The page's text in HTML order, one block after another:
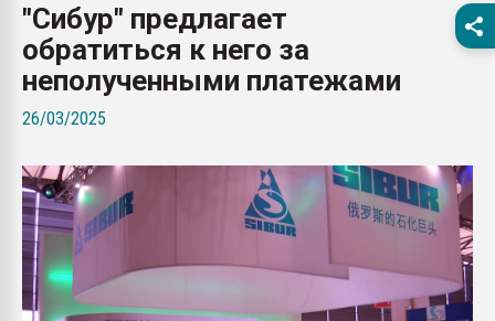
28.07.2026
ПЕРЕЙТИ НА
"Сибур" предлагает
обратиться к него за
неполученными платежами
26/03/2025